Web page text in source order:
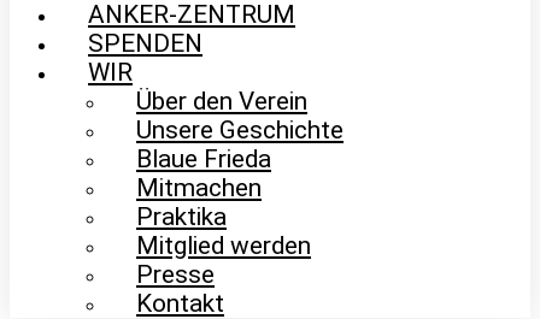
ANKER-ZENTRUM
SPENDEN
WIR
Über den Verein
Unsere Geschichte
Blaue Frieda
Mitmachen
Praktika
Mitglied werden
Presse
Kontakt